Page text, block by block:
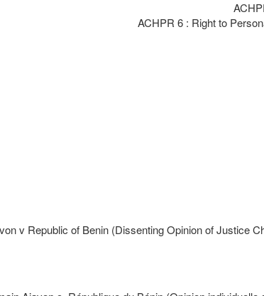
ACHPR 6 : Right to